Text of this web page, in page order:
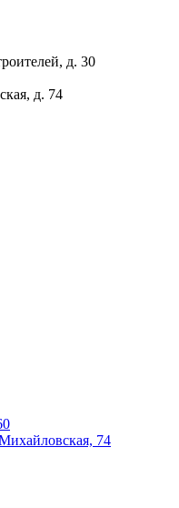
д. 30
д. 74
74